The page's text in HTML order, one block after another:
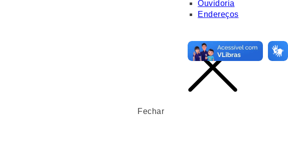
Ouvidoria
Endereços
Fechar